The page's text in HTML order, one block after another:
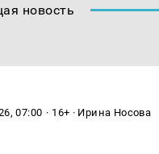
новость
07:00 · 16+ · Ирина Носова